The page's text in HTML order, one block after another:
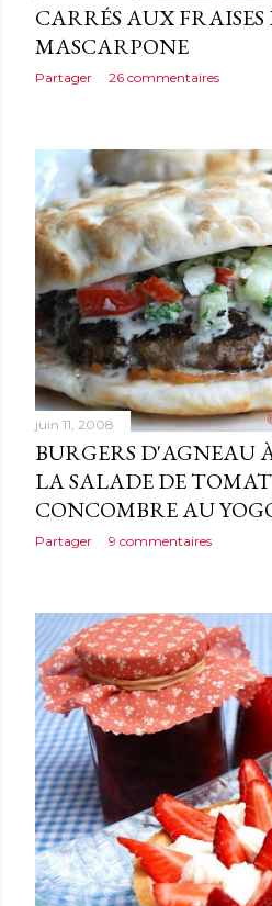
CARRÉS AUX
MASCARPONE
Partager 26 commentaires
juin 11, 2008
BURGERS D'AGNEAU
LA SALADE DE
CONCOMBRE AU
Partager 9 commentaires